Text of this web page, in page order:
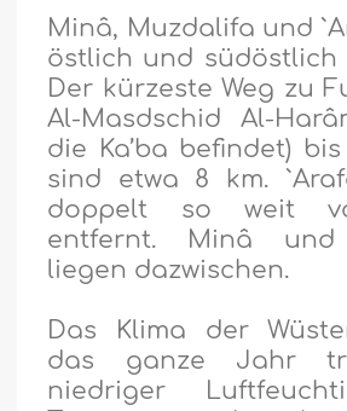
Minâ, Muzdalifa und
östlich und südöstlich
Der kürzeste Weg zu
Al-Masdschid Al-
die Ka’ba befindet)
sind etwa 8 km.
doppelt so weit
entfernt. Minâ und
liegen dazwischen.
Das Klima der
das ganze Jahr
niedriger